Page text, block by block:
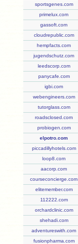
sportsgenes.com
primelux.com
gassoft.com
cloudrepublic.com
hempfacts.com
jugendschutz.com
leedscorp.com
panycafe.com
igbi.com
webengineers.com
tutorglass.com
roadsclosed.com
probiogen.com
elpotro.com
piccadillyhotels.com
loop8.com
aacorp.com
courseconcierge.com
elitemember.com
112222.com
orchardclinic.com
shehadi.com
adventureswith.com
fusionpharma.com